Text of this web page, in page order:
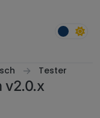
Tester
v2.0.x